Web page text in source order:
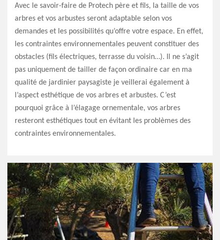
Avec le savoir-faire de Protech père et fils, la taille de vos
arbres et vos arbustes seront adaptable selon vos
demandes et les possibilités qu’offre votre espace. En effet,
les contraintes environnementales peuvent constituer des
obstacles (fils électriques, terrasse du voisin…). Il ne s’agit
pas uniquement de tailler de façon ordinaire car en ma
qualité de jardinier paysagiste je veillerai également à
l’aspect esthétique de vos arbres et arbustes. C’est
pourquoi grâce à l’élagage ornementale, vos arbres
resteront esthétiques tout en évitant les problèmes des
contraintes environnementales.